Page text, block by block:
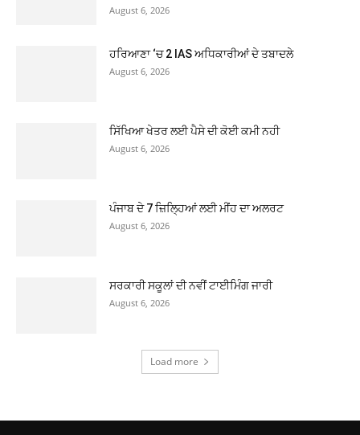
August 6, 2026
ਹਰਿਆਣਾ ‘ਚ 2 IAS ਅਧਿਕਾਰੀਆਂ ਦੇ ਤਬਾਦਲੇ
August 6, 2026
ਸਿੱਖਿਆ ਖੇਤਰ ਲਈ ਪੈਸੇ ਦੀ ਕੋਈ ਕਮੀ ਨਹੀ
August 6, 2026
ਪੰਜਾਬ ਦੇ 7 ਜ਼ਿਲ੍ਹਿਆਂ ਲਈ ਮੀਂਹ ਦਾ ਅਲਰਟ
August 6, 2026
ਸਰਕਾਰੀ ਸਕੂਲਾਂ ਦੀ ਨਵੀਂ ਟਾਈਮਿੰਗ ਜਾਰੀ
August 6, 2026
Load more